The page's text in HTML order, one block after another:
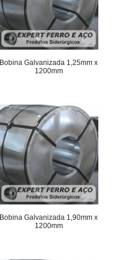
Bobina Galvanizada 1,25mm x
1200mm
Bobina Galvanizada 1,90mm x
1200mm